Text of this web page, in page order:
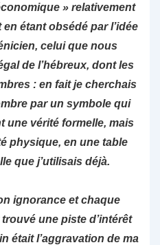
» relativement
étant obsédé par l’idée
celui que nous
de l’hébreux, dont les
: en fait je cherchais
par un symbole qui
une vérité formelle, mais
physique, en une table
que j’utilisais déjà.
ignorance et chaque
une piste d’intérêt
était l’aggravation de ma